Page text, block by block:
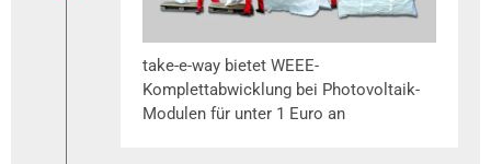
take-e-way bietet WEEE-
Komplettabwicklung bei Photovoltaik-
Modulen für unter 1 Euro an